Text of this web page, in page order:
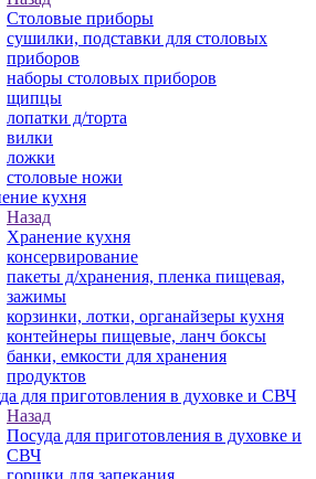
Столовые приборы
сушилки, подставки для столовых
приборов
наборы столовых приборов
щипцы
лопатки д/торта
вилки
ложки
столовые ножи
кухня
Назад
Хранение кухня
консервирование
пакеты д/хранения, пленка пищевая,
зажимы
корзинки, лотки, органайзеры кухня
контейнеры пищевые, ланч боксы
банки, емкости для хранения
продуктов
для приготовления в духовке и СВЧ
Назад
Посуда для приготовления в духовке и
СВЧ
горшки для запекания